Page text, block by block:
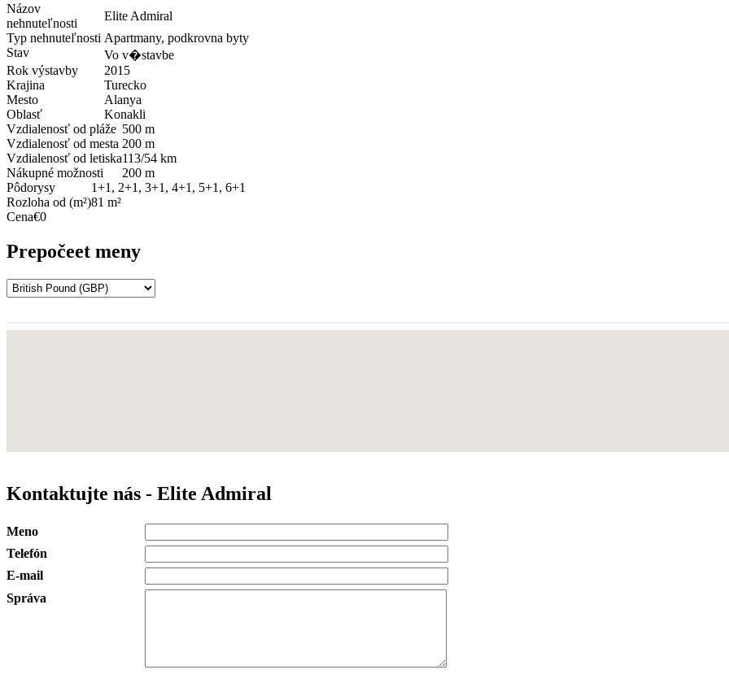
Názov
nehnuteľnosti
Elite Admiral
Typ nehnuteľnosti Apartmany, podkrovna byty
Stav
Vo v�stavbe
Rok výstavby
2015
Krajina
Turecko
Mesto
Alanya
Oblasť
Konakli
Vzdialenosť od pláže 500 m
Vzdialenosť od mesta 200 m
Vzdialenosť od letiska113/54 km
Nákupné možnosti
200 m
Pôdorysy
1+1, 2+1, 3+1, 4+1, 5+1, 6+1
Rozloha od (m²)81 m²
Cena€0
Prepočeet meny
Kontaktujte nás - Elite Admiral
Meno
Telefón
E-mail
Správa